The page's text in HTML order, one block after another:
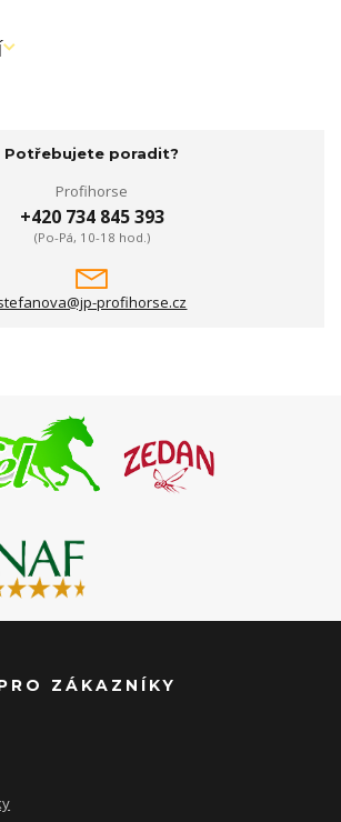
Potřebujete poradit?
Profihorse
+420 734 845 393
(Po-Pá, 10-18 hod.)
profihorse.cz
ZÁKAZNÍKY